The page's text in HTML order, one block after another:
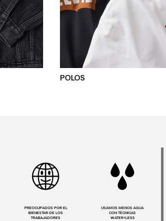
POLOS
PREOCUPADOS POR EL
BIENESTAR DE LOS
TRABAJADORES
USAMOS MENOS AGUA
CON TÉCNICAS
WATER<LESS